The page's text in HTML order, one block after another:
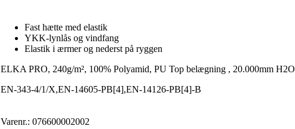
Fast hætte med elastik
YKK-lynlås og vindfang
Elastik i ærmer og nederst på ryggen
ELKA PRO, 240g/m², 100% Polyamid, PU Top belægning , 20.000mm H2O
EN-343-4/1/X,EN-14605-PB[4],EN-14126-PB[4]-B
Varenr.: 076600002002